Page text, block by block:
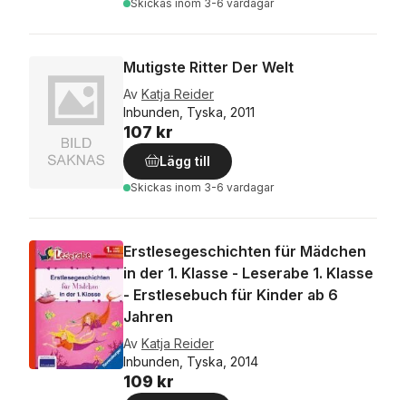
Skickas inom 3-6 vardagar
Mutigste Ritter Der Welt
Av Katja Reider
Inbunden, Tyska, 2011
107 kr
Lägg till
Skickas inom 3-6 vardagar
Erstlesegeschichten für Mädchen
in der 1. Klasse - Leserabe 1. Klasse
- Erstlesebuch für Kinder ab 6
Jahren
Av Katja Reider
Inbunden, Tyska, 2014
109 kr